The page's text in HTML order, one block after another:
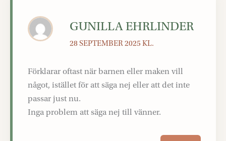
GUNILLA EHRLINDER
28 SEPTEMBER 2025 KL.
Förklarar oftast när barnen eller maken vill
något, istället för att säga nej eller att det inte
passar just nu.
Inga problem att säga nej till vänner.